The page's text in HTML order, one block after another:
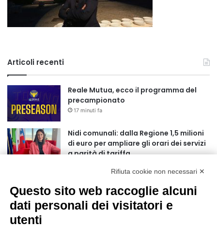
Articoli recenti
Reale Mutua, ecco il programma del
precampionato
17 minuti fa
Nidi comunali: dalla Regione 1,5 milioni
di euro per ampliare gli orari dei servizi
a parità di tariffa
collegamenti verso la collina
4 ore fa
Rifiuta cookie non necessari ✕
Questo sito web raccoglie alcuni
dati personali dei visitatori e
utenti